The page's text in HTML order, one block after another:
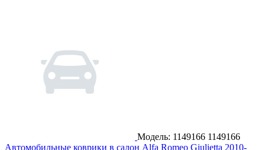
Модель: 1149166 1149166
Автомобильные коврики в салон Alfa Romeo Giulietta 2010-